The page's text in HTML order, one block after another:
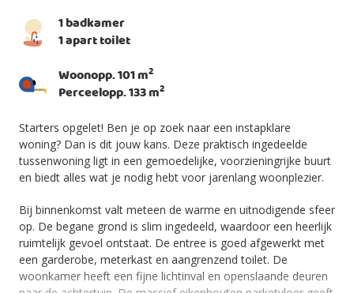
1 badkamer
1 apart toilet
Woonopp. 101 m2
Perceelopp. 133 m2
Starters opgelet! Ben je op zoek naar een instapklare
woning? Dan is dit jouw kans. Deze praktisch ingedeelde
tussenwoning ligt in een gemoedelijke, voorzieningrijke buurt
en biedt alles wat je nodig hebt voor jarenlang woonplezier.
Bij binnenkomst valt meteen de warme en uitnodigende sfeer
op. De begane grond is slim ingedeeld, waardoor een heerlijk
ruimtelijk gevoel ontstaat. De entree is goed afgewerkt met
een garderobe, meterkast en aangrenzend toilet. De
woonkamer heeft een fijne lichtinval en openslaande deuren